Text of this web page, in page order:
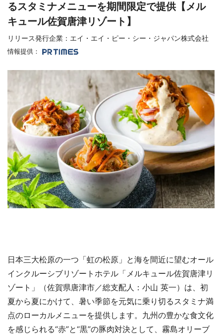
るスタミナメニューを期間限定で提供【メル
キュール佐賀唐津リゾート】
リリース発行企業：エイ・エイ・ピー・シー・ジャパン株式会社
情報提供：
日本三大松原の一つ「虹の松原」と海を間近に望むオール
インクルーシブリゾートホテル「メルキュール佐賀唐津リ
ゾート」（佐賀県唐津市／総支配人：小山 英一）は、初
夏から夏にかけて、暑い季節を元気に乗り切るスタミナ満
点のローカルメニューを提供します。九州の豊かな食文化
を感じられる“赤”と“黒”の豚肉対決として、霧島オリーブ